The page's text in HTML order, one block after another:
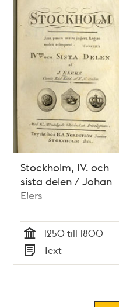
1819, rörande de af
länsmannen
Röösgren inom
nämnda häkte
verkställda pinliga
förhör.
Stockholm, IV. och
sista delen / Johan
Elers
Tid
1250 till 1800
Typ
Text